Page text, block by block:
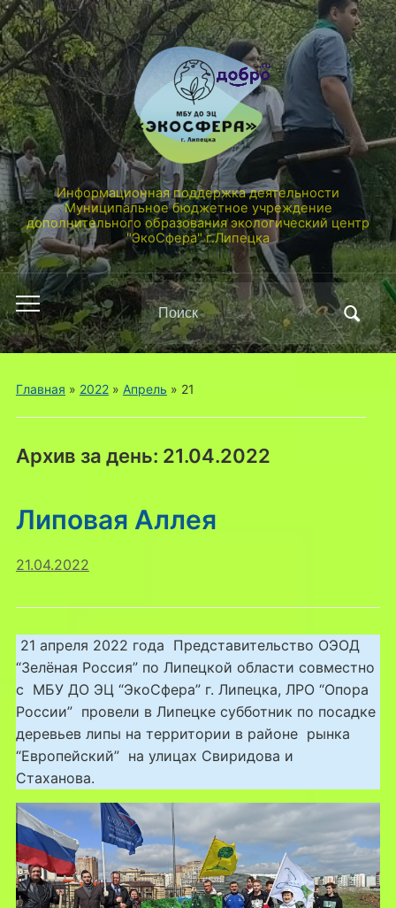
Информационная поддержка деятельности
Муниципальное бюджетное учреждение
дополнительного образования экологический центр
"ЭкоСфера" г.Липецка
Переключить
мобильное
меню
Поиск
по:
Главная » 2022» Апрель » 21
Архив за день: 21.04.2022
Липовая Аллея
21.04.2022
21 апреля 2022 года Представительство ОЭОД
“Зелёная Россия” по Липецкой области совместно
с МБУ ДО ЭЦ “ЭкоСфера” г. Липецка, ЛРО “Опора
России” провели в Липецке субботник по посадке
деревьев липы на территории в районе рынка
“Европейский” на улицах Свиридова и
Стаханова.